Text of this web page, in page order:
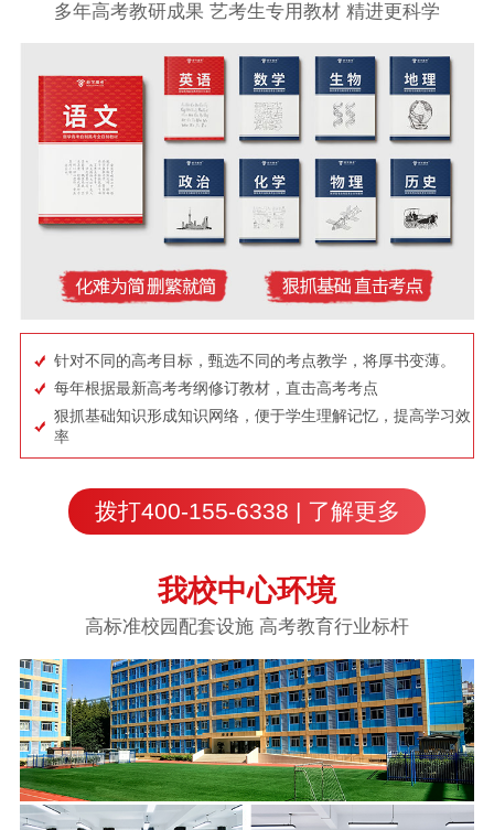
多年高考教研成果 艺考生专用教材 精进更科学
针对不同的高考目标，甄选不同的考点教学，将厚书变薄。
每年根据最新高考考纲修订教材，直击高考考点
狠抓基础知识形成知识网络，便于学生理解记忆，提高学习效
率
拨打400-155-6338 | 了解更多
我校中心环境
高标准校园配套设施 高考教育行业标杆